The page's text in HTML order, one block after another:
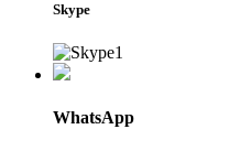
Skype
WhatsApp